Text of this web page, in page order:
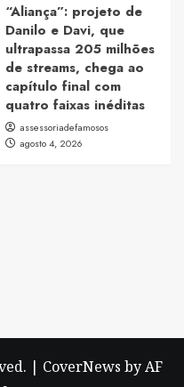
“Aliança”: projeto de
Danilo e Davi, que
ultrapassa 205 milhões
de streams, chega ao
capítulo final com
quatro faixas inéditas
assessoriadefamosos
agosto 4, 2026
| CoverNews by AF